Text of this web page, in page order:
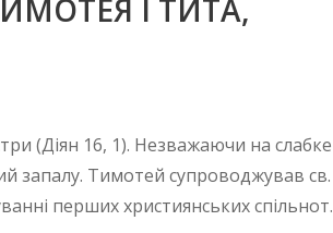
І ТИТА,
(Діян 16, 1). Незважаючи на слабке
запалу. Тимотей супроводжував св.
перших християнських спільнот.